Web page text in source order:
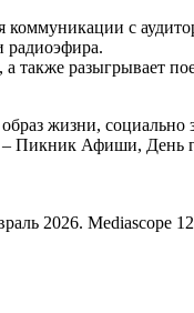
с
разыгрывает
жизни,
Пикник Афиши, День
2026. Mediascope